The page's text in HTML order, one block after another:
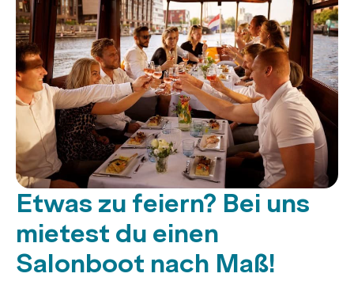
Etwas zu feiern? Bei uns
mietest du einen
Salonboot nach Maß!